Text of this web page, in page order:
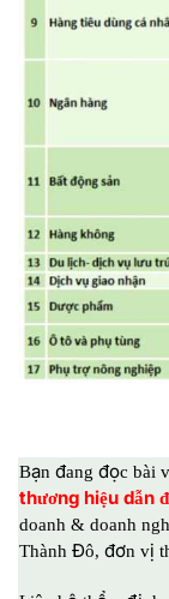
Bạn đang đọc bài
thương hiệu dẫn
doanh & doanh
Thành Đô, đơn vị